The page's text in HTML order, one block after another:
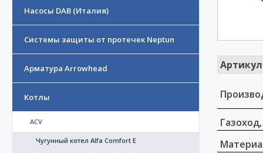
Насосы DAB (Италия)
Системы защиты от протечек Neptun
Арматура Arrowhead
Котлы
ACV
Чугунный котел Alfa Comfort E
Артикул